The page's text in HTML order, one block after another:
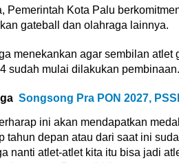
Pemerintah Kota Palu
gateball dan olahraga lainnya.
menekankan agar sembilan
sudah mulai dilakukan pembinaan.
Songsong Pra PON 2027,
ini akan mendapatkan
tahun depan atau dari saat ini
nanti atlet-atlet kita itu bisa jadi